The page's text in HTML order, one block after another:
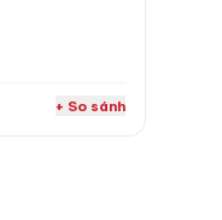
+ So sánh